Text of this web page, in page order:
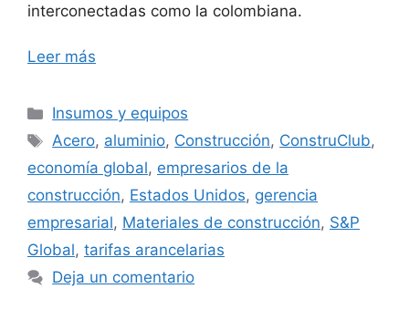
interconectadas como la colombiana.
Leer más
Categorías
Insumos y equipos
Etiquetas
Acero, aluminio, Construcción, ConstruClub,
economía global, empresarios de la
construcción, Estados Unidos, gerencia
empresarial, Materiales de construcción, S&P
Global, tarifas arancelarias
Deja un comentario